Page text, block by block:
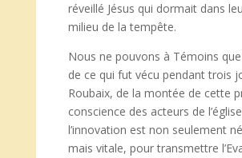
réveillé Jésus qui dormait dans
milieu de la tempête.
Nous ne pouvons à Témoins
de ce qui fut vécu pendant trois
Roubaix, de la montée de cette
conscience des acteurs de
l’innovation est non seulement
mais vitale, pour transmettre